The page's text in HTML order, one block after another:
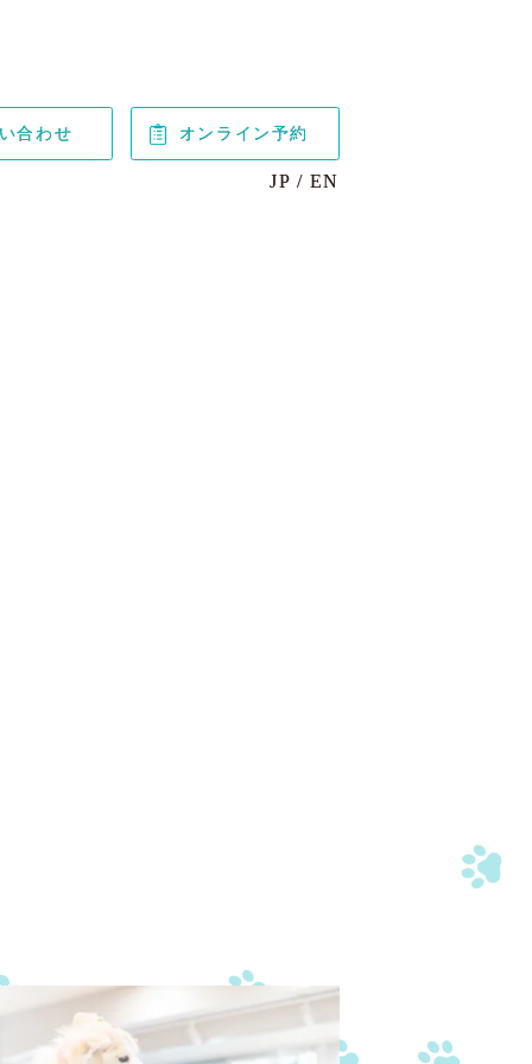
合わせ オンライン予約
JP EN